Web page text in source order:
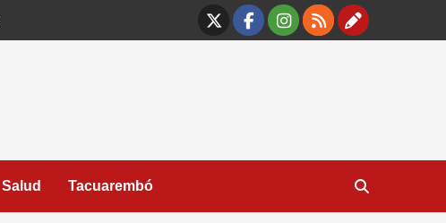
X Facebook
Instagram
RSS
Salud Tacuarembó